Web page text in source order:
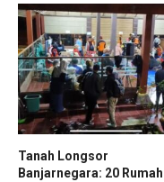
Tanah Longsor
Banjarnegara: 20 Rumah